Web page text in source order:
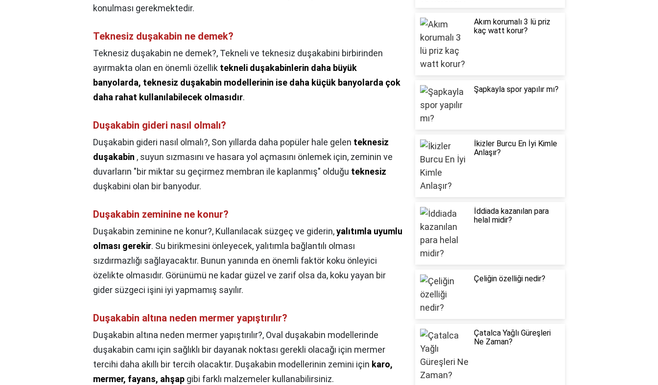
konulması gerekmektedir.
Teknesiz duşakabin ne demek?
Teknesiz duşakabin ne demek?, Tekneli ve teknesiz duşakabini birbirinden
ayırmakta olan en önemli özellik tekneli duşakabinlerin daha büyük
banyolarda, teknesiz duşakabin modellerinin ise daha küçük banyolarda çok
daha rahat kullanılabilecek olmasıdır.
Duşakabin gideri nasıl olmalı?
Duşakabin gideri nasıl olmalı?, Son yıllarda daha popüler hale gelen teknesiz
duşakabin , suyun sızmasını ve hasara yol açmasını önlemek için, zeminin ve
duvarların "bir miktar su geçirmez membran ile kaplanmış" olduğu teknesiz
duşkabini olan bir banyodur.
Duşakabin zeminine ne konur?
Duşakabin zeminine ne konur?, Kullanılacak süzgeç ve giderin,yalıtımla uyumlu
olması gerekir. Su birikmesini önleyecek, yalıtımla bağlantılı olması
sızdırmazlığı sağlayacaktır. Bunun yanında en önemli faktör koku önleyici
özelikte olmasıdır. Görünümü ne kadar güzel ve zarif olsa da, koku yayan bir
gider süzgeci işini iyi yapmamış sayılır.
Duşakabin altına neden mermer yapıştırılır?
Duşakabin altına neden mermer yapıştırılır?, Oval duşakabin modellerinde
duşakabin camı için sağlıklı bir dayanak noktası gerekli olacağı için mermer
tercihi daha akıllı bir tercih olacaktır. Duşakabin modellerinin zemini için karo,
mermer, fayans, ahşap gibi farklı malzemeler kullanabilirsiniz.
Akım korumalı 3 lü priz
kaç watt korur?
Şapkayla spor yapılır mı?
İkizler Burcu En İyi Kimle
Anlaşır?
İddiada kazanılan para
helal midir?
Çeliğin özelliği nedir?
Çatalca Yağlı Güreşleri
Ne Zaman?